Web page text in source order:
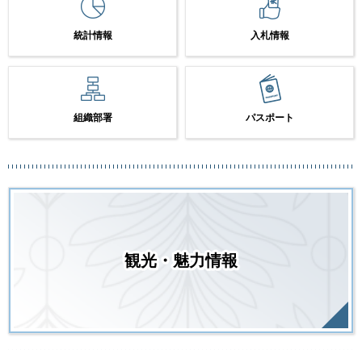
統計情報 入札情報
組織部署 パスポート
観光・魅力情報